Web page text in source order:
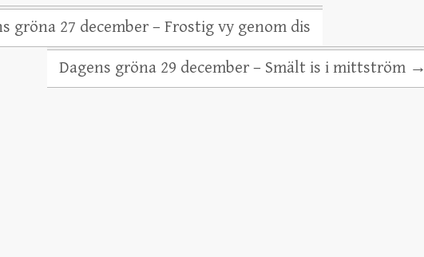
gröna 27 december – Frostig vy genom dis
Dagens gröna 29 december – Smält is i mittström →